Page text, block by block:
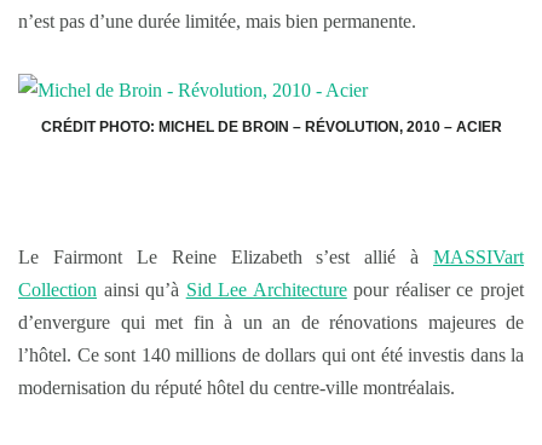
n’est pas d’une durée limitée, mais bien permanente.
CRÉDIT PHOTO: MICHEL DE BROIN – RÉVOLUTION, 2010 – ACIER
Le Fairmont Le Reine Elizabeth s’est allié à MASSIVart
Collection ainsi qu’à Sid Lee Architecturepour réaliser ce projet
d’envergure qui met fin à un an de rénovations majeures de
l’hôtel. Ce sont 140 millions de dollars qui ont été investis dans la
modernisation du réputé hôtel du centre-ville montréalais.